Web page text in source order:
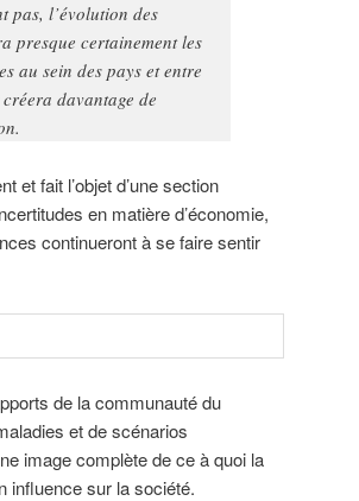
pas, l’évolution des
presque certainement les
au sein des pays et entre
davantage de
et fait l’objet d’une section
en matière d’économie,
continueront à se faire sentir
de la communauté du
et de scénarios
image complète de ce à quoi la
influence sur la société.